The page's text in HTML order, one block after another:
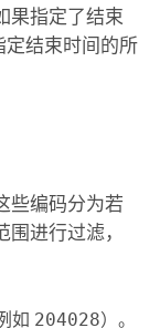
果指定了结束
定结束时间的所
些编码分为若
进行过滤，
如 204028）。